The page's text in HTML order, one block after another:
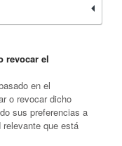
revocar el
en el
o revocar dicho
sus preferencias a
que está